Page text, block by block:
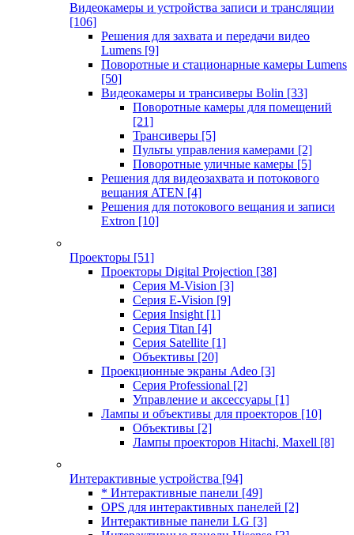
Видеокамеры и устройства записи и трансляции
[106]
Решения для захвата и передачи видео
Lumens [9]
Поворотные и стационарные камеры Lumens
[50]
Видеокамеры и трансиверы Bolin [33]
Поворотные камеры для помещений
[21]
Трансиверы [5]
Пульты управления камерами [2]
Поворотные уличные камеры [5]
Решения для видеозахвата и потокового
вещания ATEN [4]
Решения для потокового вещания и записи
Extron [10]
Проекторы [51]
Проекторы Digital Projection [38]
Серия M-Vision [3]
Серия E-Vision [9]
Серия Insight [1]
Серия Titan [4]
Серия Satellite [1]
Объективы [20]
Проекционные экраны Adeo [3]
Серия Professional [2]
Управление и аксессуары [1]
Лампы и объективы для проекторов [10]
Объективы [2]
Лампы проекторов Hitachi, Maxell [8]
Интерактивные устройства [94]
* Интерактивные панели [49]
OPS для интерактивных панелей [2]
Интерактивные панели LG [3]